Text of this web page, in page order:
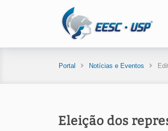
Portal Notícias e Eventos
Eleição dos